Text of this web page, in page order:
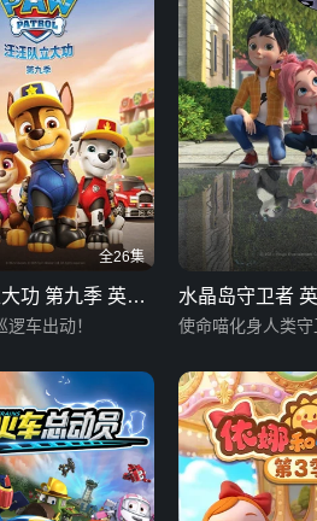
全26集
功 第九季 英文
车出动！
水晶岛守卫者
使命喵化身人类守